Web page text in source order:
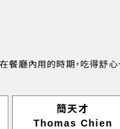
餐廳內用的時期，吃得舒
簡天才
Thomas Chien